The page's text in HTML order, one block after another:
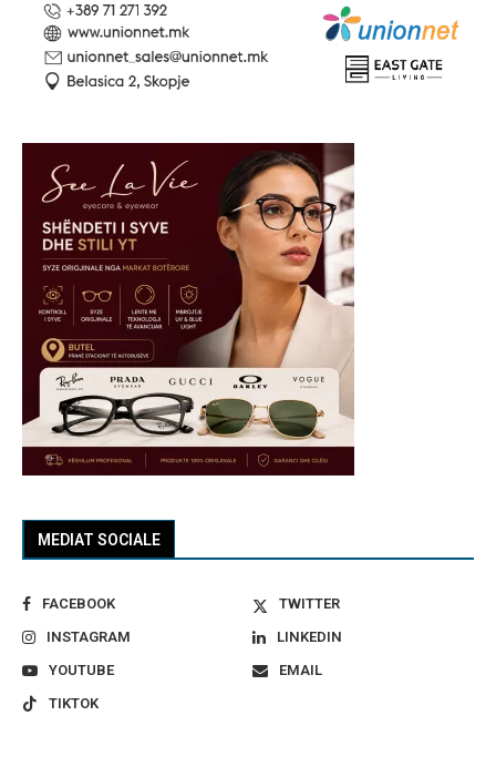
MEDIAT SOCIALE
FACEBOOK
TWITTER
INSTAGRAM
LINKEDIN
YOUTUBE
EMAIL
TIKTOK